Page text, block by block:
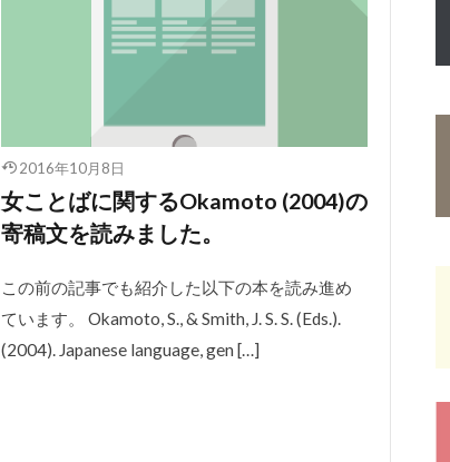
2016年10月8日
女ことばに関するOkamoto (2004)の
寄稿文を読みました。
この前の記事でも紹介した以下の本を読み進め
ています。 Okamoto, S., & Smith, J. S. S. (Eds.).
(2004). Japanese language, gen […]